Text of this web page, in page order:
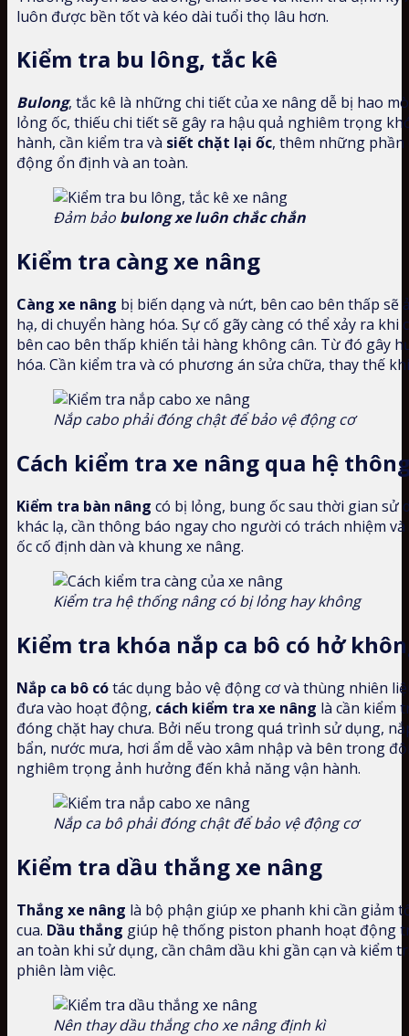
luôn được bền tốt và kéo dài tuổi thọ lâu hơn.
Kiểm tra bu lông, tắc kê
Bulong, tắc kê là những chi tiết của xe nâng dễ bị hao
lỏng ốc, thiếu chi tiết sẽ gây ra hậu quả nghiêm trọng
hành, cần kiểm tra và siết chặt lại ốc, thêm những phần
động ổn định và an toàn.
Đảm bảo bulong xe luôn chắc chắn
Kiểm tra càng xe nâng
Càng xe nâng bị biến dạng và nứt, bên cao bên thấp
hạ, di chuyển hàng hóa. Sự cố gãy càng có thể xảy ra
bên cao bên thấp khiến tải hàng không cân. Từ đó gây
hóa. Cần kiểm tra và có phương án sửa chữa, thay thế
Nắp cabo phải đóng chật để bảo vệ động cơ
Cách kiểm tra xe nâng qua hệ
Kiểm tra bàn nâng có bị lỏng, bung ốc sau thời gian sử
khác lạ, cần thông báo ngay cho người có trách nhiệm
ốc cố định dàn và khung xe nâng.
Kiểm tra hệ thống nâng có bị lỏng hay không
Kiểm tra khóa nắp ca bô có hở
Nắp ca bô cótác dụng bảo vệ động cơ và thùng nhiên
đưa vào hoạt động, cách kiểm tra xe nâng là cần kiểm
đóng chặt hay chưa. Bởi nếu trong quá trình sử dụng,
bẩn, nước mưa, hơi ẩm dễ vào xâm nhập và bên trong
nghiêm trọng ảnh hưởng đến khả năng vận hành.
Nắp ca bô phải đóng chật để bảo vệ động cơ
Kiểm tra dầu thắng xe nâng
Thắng xe nâng là bộ phận giúp xe phanh khi cần giảm
cua. Dầu thắng giúp hệ thống piston phanh hoạt động
an toàn khi sử dụng, cần châm dầu khi gần cạn và kiểm
phiên làm việc.
Nên thay dầu thắng cho xe nâng định kì